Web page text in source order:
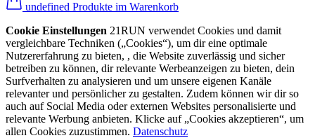
undefined Produkte im Warenkorb
Cookie Einstellungen 21RUN verwendet Cookies und damit
vergleichbare Techniken („Cookies“), um dir eine optimale
Nutzererfahrung zu bieten, , die Website zuverlässig und sicher
betreiben zu können, dir relevante Werbeanzeigen zu bieten, dein
Surfverhalten zu analysieren und um unsere eigenen Kanäle
relevanter und persönlicher zu gestalten. Zudem können wir dir so
auch auf Social Media oder externen Websites personalisierte und
relevante Werbung anbieten. Klicke auf „Cookies akzeptieren“, um
allen Cookies zuzustimmen. Datenschutz